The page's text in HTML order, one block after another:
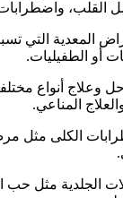
القلب،
المعدية التي
أو الطفيليات.
وعلاج أنواع
المناعي.
الكلى مثل
الجلدية مثل حب